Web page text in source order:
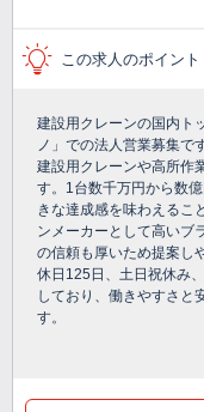
この求人のポイント
建設用クレーンの国内ト
ノ」での法人営業募集で
建設用クレーンや高所作
す。1台数千万円から数
きな達成感を味わえるこ
ンメーカーとして高いブ
の信頼も厚いため提案し
休日125日、土日祝休み
しており、働きやすさと
す。